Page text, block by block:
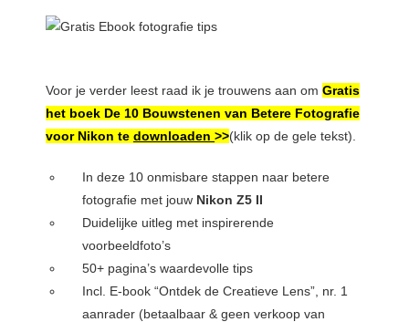
Voor je verder leest raad ik je trouwens aan om Gratis
het boek De 10 Bouwstenen van Betere Fotografie
voor Nikon te downloaden >>(klik op de gele tekst).
In deze 10 onmisbare stappen naar betere
fotografie met jouw Nikon Z5 II
Duidelijke uitleg met inspirerende
voorbeeldfoto’s
50+ pagina’s waardevolle tips
Incl. E-book “Ontdek de Creatieve Lens”, nr. 1
aanrader (betaalbaar & geen verkoop van